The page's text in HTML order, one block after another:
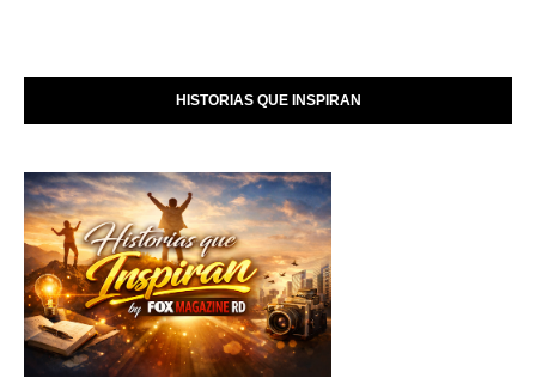
HISTORIAS QUE INSPIRAN